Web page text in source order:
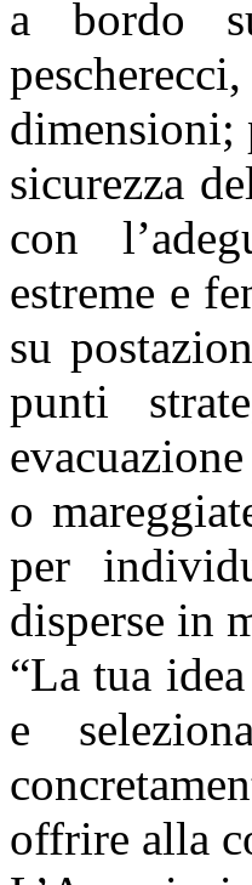
a bordo
dimensioni;
sicurezza
con
estreme e
su
punti
o
per
disperse in
“La tua
e
offrire alla